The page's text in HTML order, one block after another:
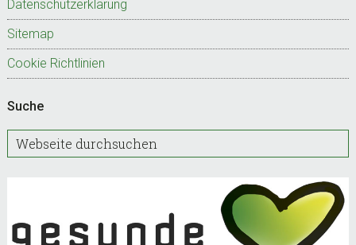
Datenschutzerklärung
Sitemap
Cookie Richtlinien
Suche
W
e